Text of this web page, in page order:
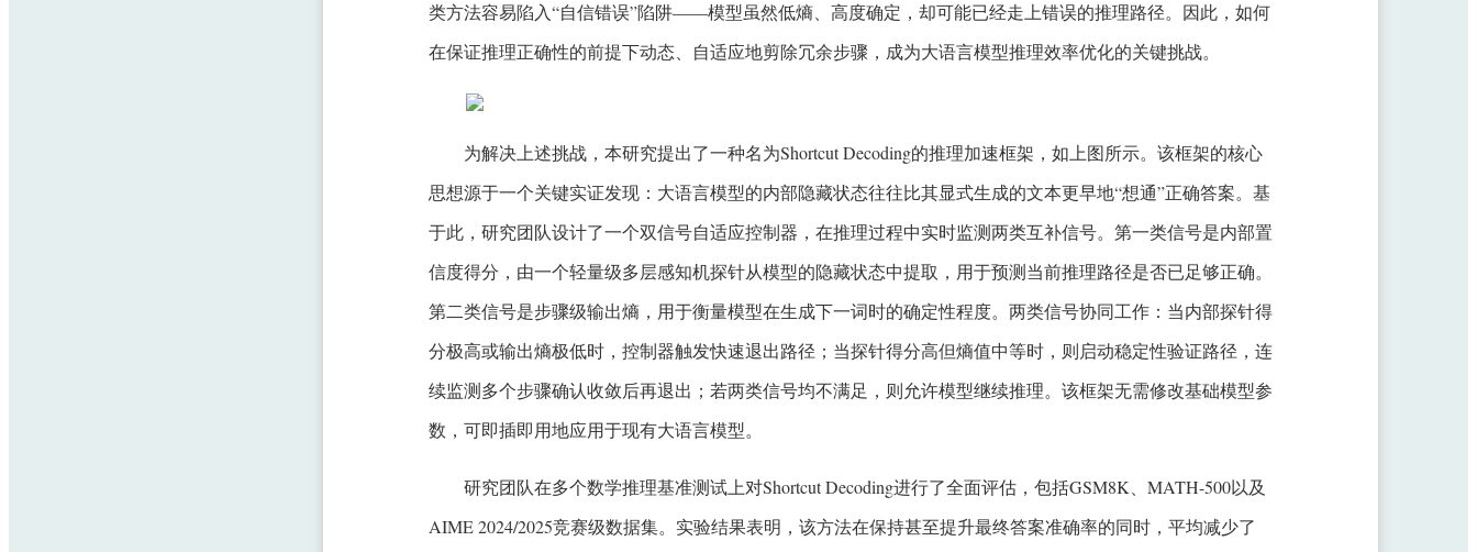
类方法容易陷入“自信错误”陷阱——模型虽然低熵、高度确定，却可能已经走上错误的推理路径。因此，如何
在保证推理正确性的前提下动态、自适应地剪除冗余步骤，成为大语言模型推理效率优化的关键挑战。
为解决上述挑战，本研究提出了一种名为Shortcut Decoding的推理加速框架，如上图所示。该框架的核心
思想源于一个关键实证发现：大语言模型的内部隐藏状态往往比其显式生成的文本更早地“想通”正确答案。基
于此，研究团队设计了一个双信号自适应控制器，在推理过程中实时监测两类互补信号。第一类信号是内部置
信度得分，由一个轻量级多层感知机探针从模型的隐藏状态中提取，用于预测当前推理路径是否已足够正确。
第二类信号是步骤级输出熵，用于衡量模型在生成下一词时的确定性程度。两类信号协同工作：当内部探针得
分极高或输出熵极低时，控制器触发快速退出路径；当探针得分高但熵值中等时，则启动稳定性验证路径，连
续监测多个步骤确认收敛后再退出；若两类信号均不满足，则允许模型继续推理。该框架无需修改基础模型参
数，可即插即用地应用于现有大语言模型。
研究团队在多个数学推理基准测试上对Shortcut Decoding进行了全面评估，包括GSM8K、MATH-500以及
AIME 2024/2025竞赛级数据集。实验结果表明，该方法在保持甚至提升最终答案准确率的同时，平均减少了